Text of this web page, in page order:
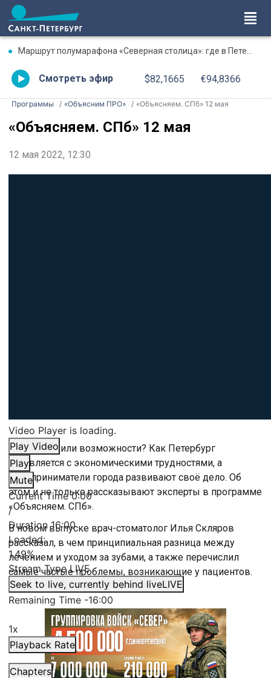
Маршрут полумарафона «Северная столица»: где в Петербурге будут перекрыты дороги 9 августа
Смотреть эфир $82,1665 €94,8366
Программы «Объясним ПРО» «Объясняем. СПб» 12 мая
«Объясняем. СПб» 12 мая
12 мая 2022, 12:30
Video Player is loading.
Play Video
Play
Mute
Current Time0:00
/
Duration16:00
Loaded:
1.49%
Stream TypeLIVE
Seek to live, currently behind liveLIVE
Remaining Time -16:00
1x
Playback Rate
Chapters
Проблемы или возможности? Как Петербург
справляется с экономическими трудностями, а
предприниматели города развивают своё дело. Об
этом и не только рассказывают эксперты в программе
«Объясняем. СПб».
В новом выпуске врач-стоматолог Илья Скляров
рассказал, в чем принципиальная разница между
лечением и уходом за зубами, а также перечислил
самые частые проблемы, возникающие у пациентов.